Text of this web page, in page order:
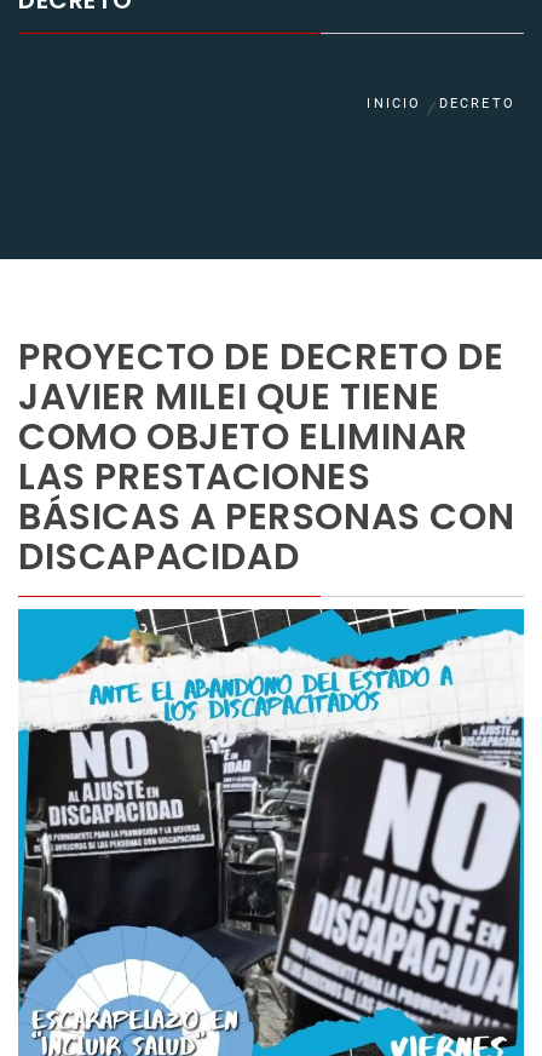
INICIO DECRETO
PROYECTO DE DECRETO DE
JAVIER MILEI QUE TIENE
COMO OBJETO ELIMINAR
LAS PRESTACIONES
BÁSICAS A PERSONAS CON
DISCAPACIDAD